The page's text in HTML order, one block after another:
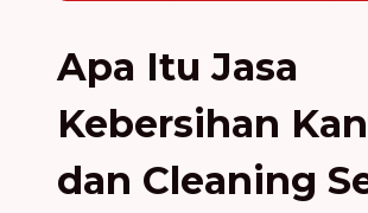
Apa Itu Jasa
Kebersihan
dan Cleaning